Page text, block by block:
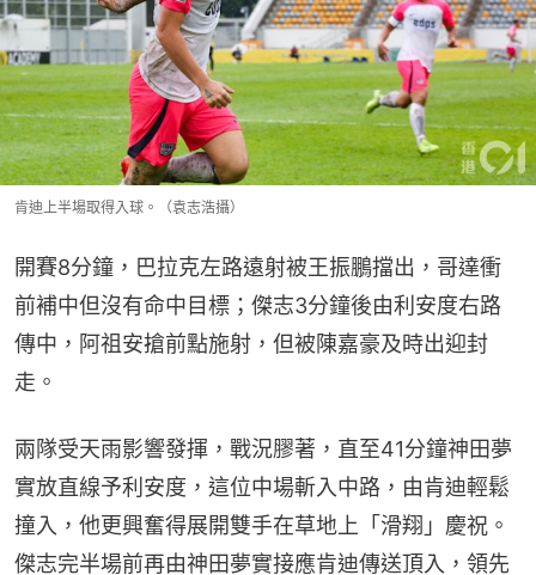
肯迪上半場取得入球。（袁志浩攝）
開賽8分鐘，巴拉克左路遠射被王振鵬擋出，哥達衝
前補中但沒有命中目標；傑志3分鐘後由利安度右路
傳中，阿祖安搶前點施射，但被陳嘉豪及時出迎封
走。
兩隊受天雨影響發揮，戰況膠著，直至41分鐘神田夢
實放直線予利安度，這位中場斬入中路，由肯迪輕鬆
撞入，他更興奮得展開雙手在草地上「滑翔」慶祝。
傑志完半場前再由神田夢實接應肯迪傳送頂入，領先